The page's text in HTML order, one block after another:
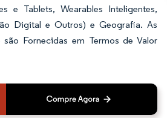
e Tablets, Wearables Inteligentes,
Digital e Outros) e Geografia. As
Fornecidas em Termos de Valor